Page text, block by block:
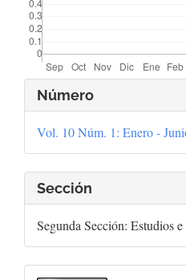
Detalles
del
artículo
Número
Vol. 10 Núm. 1: Enero -
Sección
Segunda Sección: Estudios